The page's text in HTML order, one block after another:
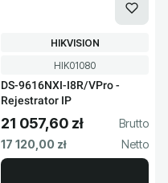
Kod produktu
HIK01080
DS-9616NXI-I8R/VPro -
Rejestrator IP
PRODUCENT
HIKVISION
Cena brutto
21 057,60 zł
Cena netto
17 120,00 zł